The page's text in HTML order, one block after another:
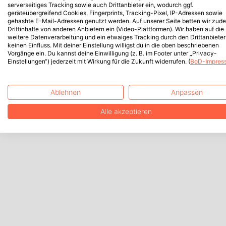
serverseitiges Tracking sowie auch Drittanbieter ein, wodurch ggf.
geräteübergreifend Cookies, Fingerprints, Tracking-Pixel, IP-Adressen sowie
gehashte E-Mail-Adressen genutzt werden. Auf unserer Seite betten wir
Drittinhalte von anderen Anbietern ein (Video-Plattformen). Wir haben auf die
weitere Datenverarbeitung und ein etwaiges Tracking durch den Drittanbieter
keinen Einfluss. Mit deiner Einstellung willigst du in die oben beschriebenen
Vorgänge ein. Du kannst deine Einwilligung (z. B. im Footer unter „Privacy-
Einstellungen“) jederzeit mit Wirkung für die Zukunft widerrufen. (BoD-
Ablehnen Anpassen
Alle akzeptieren